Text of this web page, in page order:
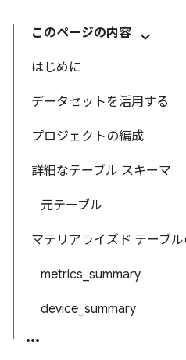
このページの内容
はじめに
データセットを活用する
プロジェクトの編成
詳細なテーブル スキーマ
元テーブル
マテリアライズド テーブ
metrics_summary
device_summary